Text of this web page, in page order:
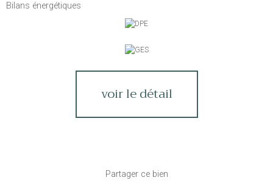
Bilans énergétiques
voir le détail
Partager ce bien